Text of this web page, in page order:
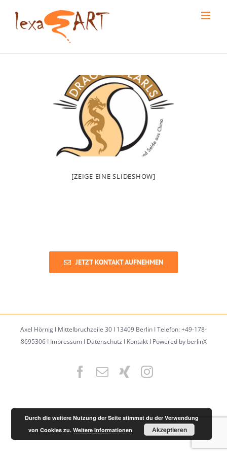
[ZEIGE EINE SLIDESHOW]
JETZT KONTAKT AUFNEHMEN
Axel Hörnig I Mittelbruchzeile 30 I 13409 Berlin I Telefon: +49-178-
8695306 I ImpressumI Datenschutz I KontaktI Powered by berlinX
Facebook
EmailXING Instagram
Durch die weitere Nutzung der Seite stimmst du der Verwendung
von Cookies zu.Weitere Informationen Akzeptieren